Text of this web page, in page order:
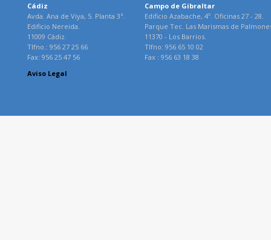
Cádiz
Avda. Ana de Viya, 5. Planta 3ª.
Edificio Nereida.
11009 Cádiz.
Tlfno.: 956 27 25 66
Fax: 956 25 47 56
Campo de Gibraltar
Edificio Azabache, 4º. Oficinas 27 - 28.
Parque Tec. Las Marismas de
11370 - Los Barrios.
Tlfno: 956 65 10 02
Fax : 956 63 18 38
Aviso Legal